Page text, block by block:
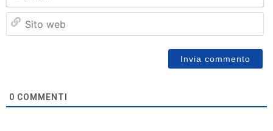
0 COMMENTI